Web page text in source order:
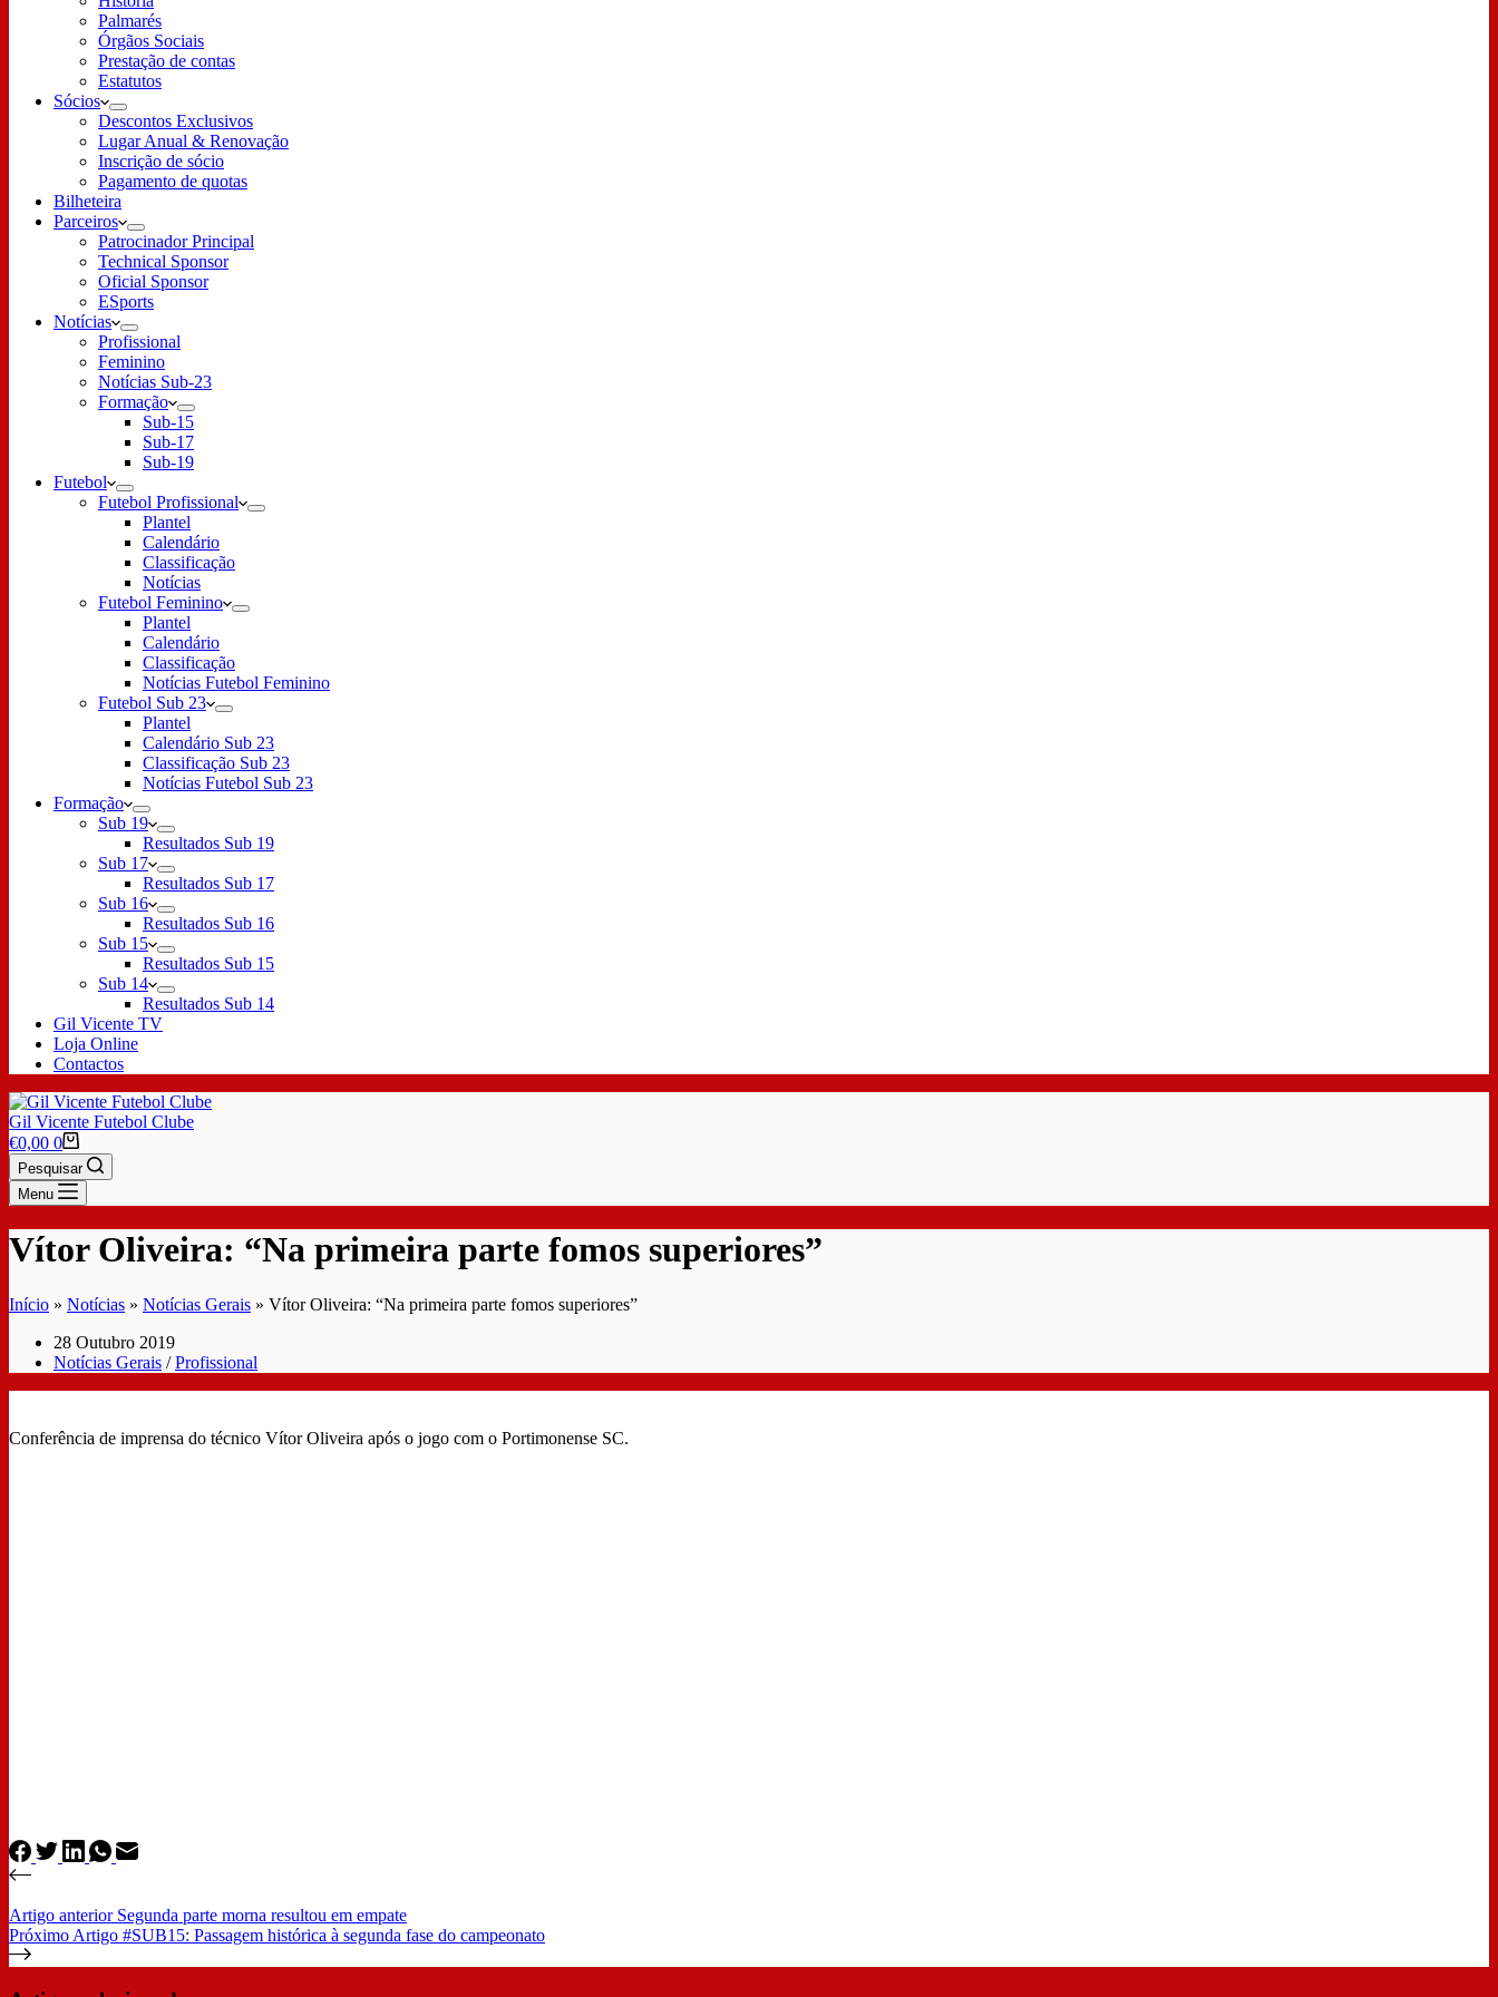
Palmarés
Órgãos Sociais
Prestação de contas
Estatutos
Sócios
Descontos Exclusivos
Lugar Anual & Renovação
Inscrição de sócio
Pagamento de quotas
Bilheteira
Parceiros
Patrocinador Principal
Technical Sponsor
Oficial Sponsor
ESports
Notícias
Profissional
Feminino
Notícias Sub-23
Formação
Sub-15
Sub-17
Sub-19
Futebol
Futebol Profissional
Plantel
Calendário
Classificação
Notícias
Futebol Feminino
Plantel
Calendário
Classificação
Notícias Futebol Feminino
Futebol Sub 23
Plantel
Calendário Sub 23
Classificação Sub 23
Notícias Futebol Sub 23
Formação
Sub 19
Resultados Sub 19
Sub 17
Resultados Sub 17
Sub 16
Resultados Sub 16
Sub 15
Resultados Sub 15
Sub 14
Resultados Sub 14
Gil Vicente TV
Loja Online
Contactos
Gil Vicente Futebol Clube
€0,00 0
Pesquisar
Menu
Vítor Oliveira: “Na primeira parte fomos superiores”
Início » Notícias » Notícias Gerais » Vítor Oliveira: “Na primeira parte fomos superiores”
28 Outubro 2019
Notícias Gerais /Profissional
Conferência de imprensa do técnico Vítor Oliveira após o jogo com o Portimonense SC.
Artigo anterior Segunda parte morna resultou em empate
Próximo Artigo #SUB15: Passagem histórica à segunda fase do campeonato